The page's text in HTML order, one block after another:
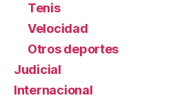
Tenis
Velocidad
Otros deportes
Judicial
Internacional